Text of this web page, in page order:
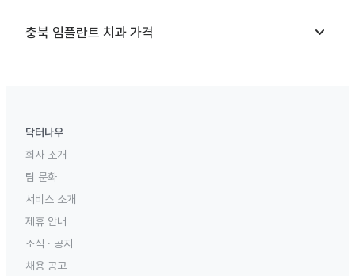
충북 임플란트 치과 가격 keyboard_arrow_down
닥터나우
회사 소개
팀 문화
서비스 소개
제휴 안내
소식 · 공지
채용 공고